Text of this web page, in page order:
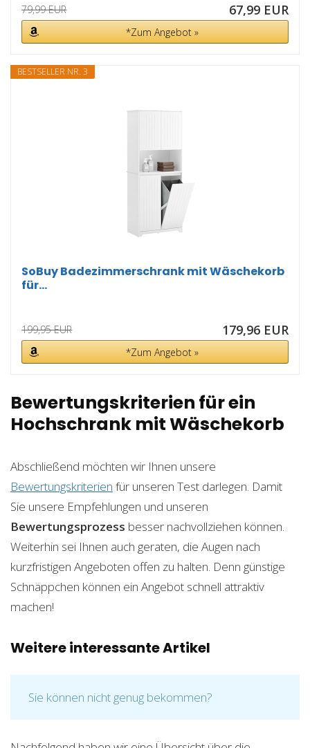
79,99 EUR 67,99 EUR
*Zum Angebot »
BESTSELLER NR. 3
SoBuy Badezimmerschrank mit Wäschekorb
für...
199,95 EUR 179,96 EUR
*Zum Angebot »
Bewertungskriterien für ein
Hochschrank mit Wäschekorb
Abschließend möchten wir Ihnen unsere
Bewertungskriterien für unseren Test darlegen. Damit
Sie unsere Empfehlungen und unseren
Bewertungsprozess besser nachvollziehen können.
Weiterhin sei Ihnen auch geraten, die Augen nach
kurzfristigen Angeboten offen zu halten. Denn günstige
Schnäppchen können ein Angebot schnell attraktiv
machen!
Weitere interessante Artikel
Sie können nicht genug bekommen?